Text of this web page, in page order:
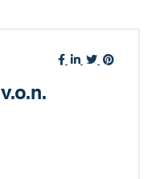
v.o.n.